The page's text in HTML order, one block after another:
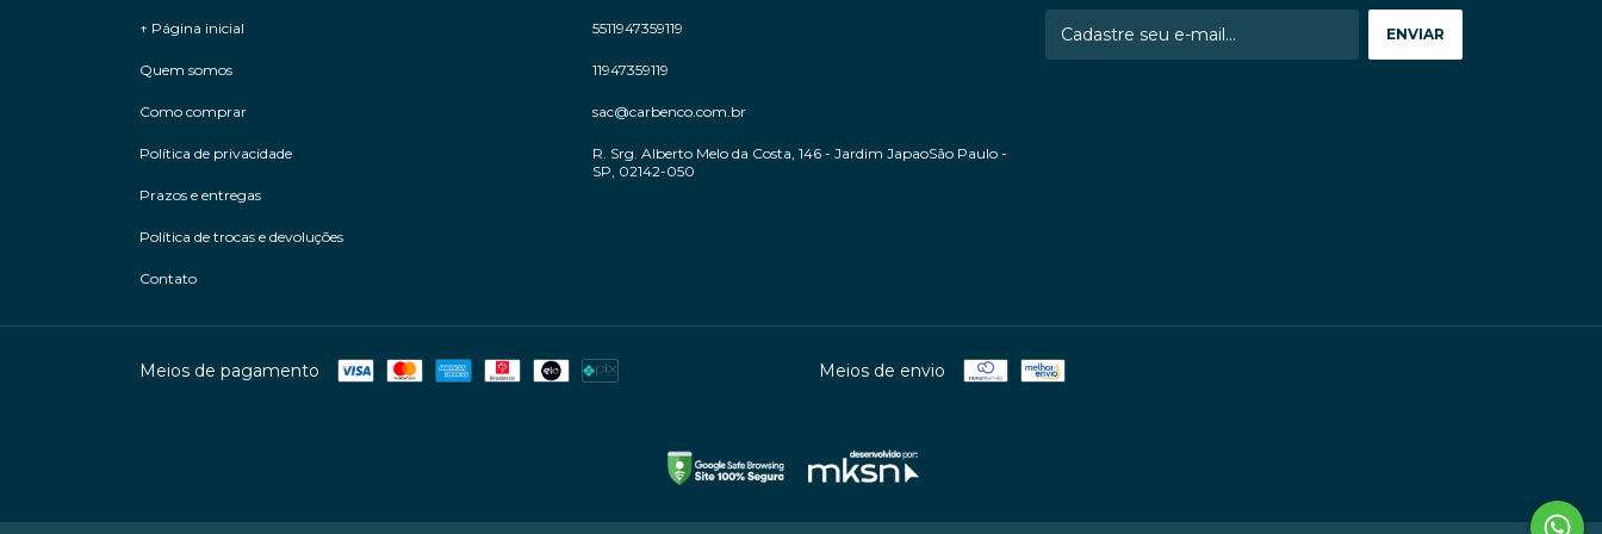
↑ Página inicial
Quem somos
Como comprar
Política de privacidade
Prazos e entregas
Política de trocas e devoluções
Contato
5511947359119
11947359119
sac@carbenco.com.br
R. Srg. Alberto Melo da Costa, 146 - Jardim JapaoSão Paulo -
SP, 02142-050
Meios de pagamento Meios de envio